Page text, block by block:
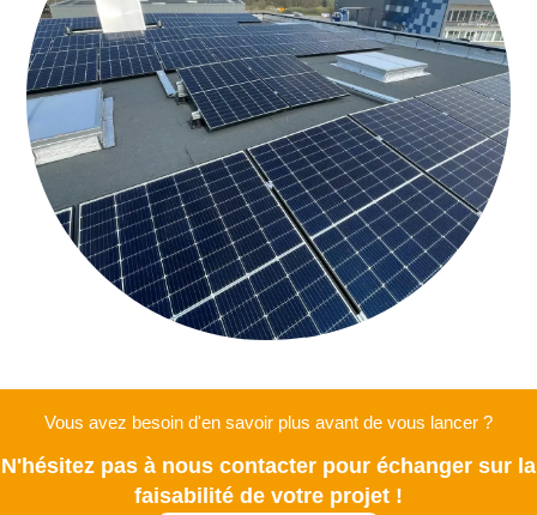
Vous avez besoin d'en savoir plus avant de vous lancer ?
N'hésitez pas à nous contacter pour échanger sur la
faisabilité de votre projet !